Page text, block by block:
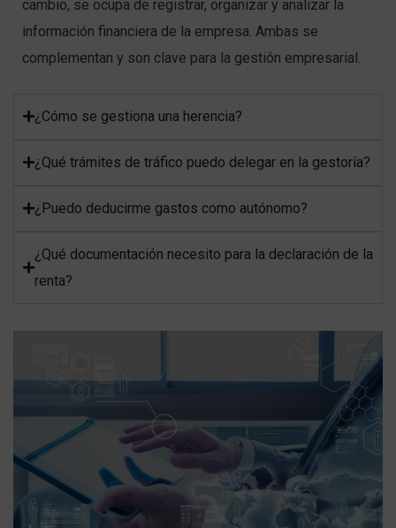
cambio, se ocupa de registrar, organizar y analizar la
información financiera de la empresa. Ambas se
complementan y son clave para la gestión empresarial.
¿Cómo se gestiona una herencia?
¿Qué trámites de tráfico puedo delegar en la gestoría?
¿Puedo deducirme gastos como autónomo?
¿Qué documentación necesito para la declaración de la
renta?